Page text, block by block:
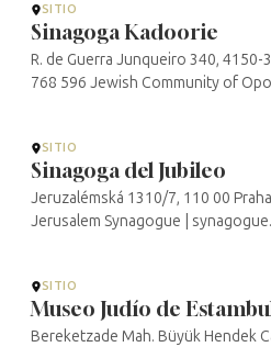
SITIO
Sinagoga Kadoorie
R. de Guerra Junqueiro 340,
768 596 Jewish Community of
SITIO
Sinagoga del Jubileo
Jeruzalémská 1310/7, 110 00
Jerusalem Synagogue |
SITIO
Museo Judío de
Bereketzade Mah. Büyük Hendek